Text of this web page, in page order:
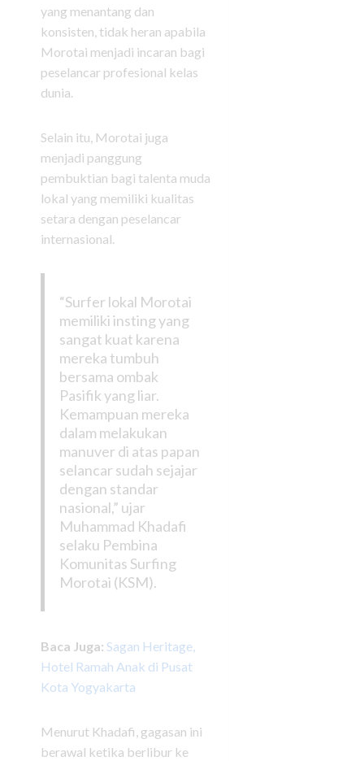
yang menantang dan
konsisten, tidak heran apabila
Morotai menjadi incaran bagi
peselancar profesional kelas
dunia.
Selain itu, Morotai juga
menjadi panggung
pembuktian bagi talenta muda
lokal yang memiliki kualitas
setara dengan peselancar
internasional.
“Surfer lokal Morotai
memiliki insting yang
sangat kuat karena
mereka tumbuh
bersama ombak
Pasifik yang liar.
Kemampuan mereka
dalam melakukan
manuver di atas papan
selancar sudah sejajar
dengan standar
nasional,” ujar
Muhammad Khadafi
selaku Pembina
Komunitas Surfing
Morotai (KSM).
Baca Juga: Sagan Heritage,
Hotel Ramah Anak di Pusat
Kota Yogyakarta
Menurut Khadafi, gagasan ini
berawal ketika berlibur ke